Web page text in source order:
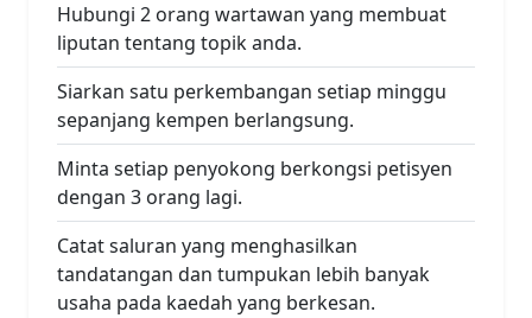
Hubungi 2 orang wartawan yang membuat
liputan tentang topik anda.
Siarkan satu perkembangan setiap minggu
sepanjang kempen berlangsung.
Minta setiap penyokong berkongsi petisyen
dengan 3 orang lagi.
Catat saluran yang menghasilkan
tandatangan dan tumpukan lebih banyak
usaha pada kaedah yang berkesan.